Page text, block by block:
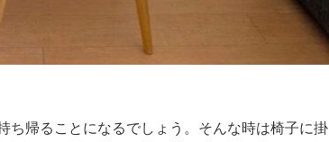
ち帰ることになるでしょう。そんな時は椅子に掛